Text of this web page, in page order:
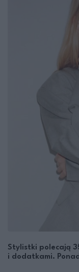
Stylistki polecają
i dodatkami.